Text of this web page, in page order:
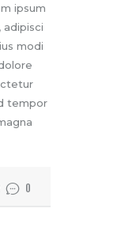
ipsum
modi
tempor
0